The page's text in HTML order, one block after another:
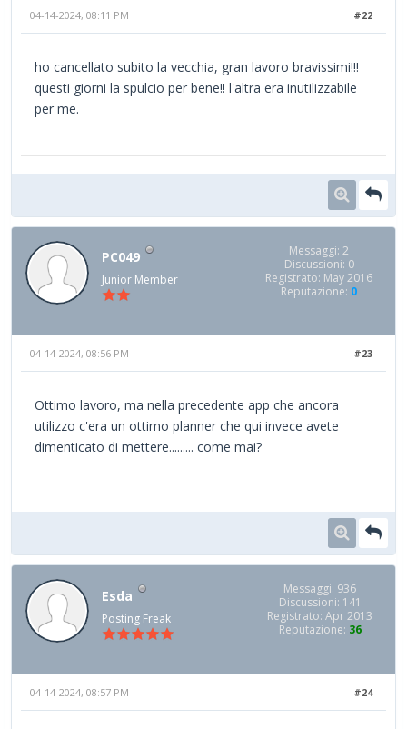
#22
04-14-2024, 08:11 PM
ho cancellato subito la vecchia, gran lavoro bravissimi!!!
questi giorni la spulcio per bene!! l'altra era inutilizzabile
per me.
PC049
Junior Member
Messaggi: 2
Discussioni: 0
Registrato: May 2016
Reputazione: 0
#23
04-14-2024, 08:56 PM
Ottimo lavoro, ma nella precedente app che ancora
utilizzo c'era un ottimo planner che qui invece avete
dimenticato di mettere......... come mai?
Esda
Posting Freak
Messaggi: 936
Discussioni: 141
Registrato: Apr 2013
Reputazione: 36
#24
04-14-2024, 08:57 PM